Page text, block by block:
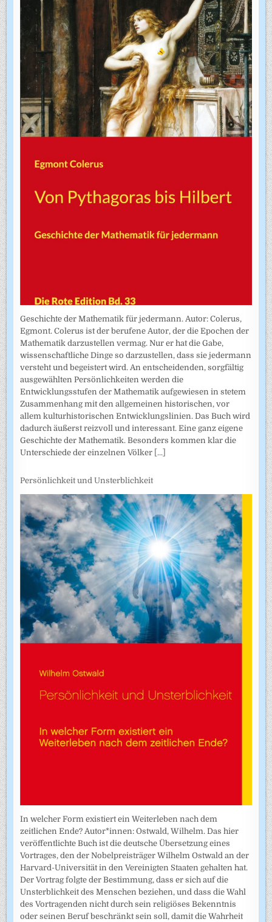
Geschichte der Mathematik für jedermann. Autor: Colerus,
Egmont. Colerus ist der berufene Autor, der die Epochen der
Mathematik darzustellen vermag. Nur er hat die Gabe,
wissenschaftliche Dinge so darzustellen, dass sie jedermann
versteht und begeistert wird. An entscheidenden, sorgfältig
ausgewählten Persönlichkeiten werden die
Entwicklungsstufen der Mathematik aufgewiesen in stetem
Zusammenhang mit den allgemeinen historischen, vor
allem kulturhistorischen Entwicklungslinien. Das Buch wird
dadurch äußerst reizvoll und interessant. Eine ganz eigene
Geschichte der Mathematik. Besonders kommen klar die
Unterschiede der einzelnen Völker [...]
Persönlichkeit und Unsterblichkeit
In welcher Form existiert ein Weiterleben nach dem
zeitlichen Ende? Autor*innen: Ostwald, Wilhelm. Das hier
veröffentlichte Buch ist die deutsche Übersetzung eines
Vortrages, den der Nobelpreisträger Wilhelm Ostwald an der
Harvard-Universität in den Vereinigten Staaten gehalten hat.
Der Vortrag folgte der Bestimmung, dass er sich auf die
Unsterblichkeit des Menschen beziehen, und dass die Wahl
des Vortragenden nicht durch sein religiöses Bekenntnis
oder seinen Beruf beschränkt sein soll, damit die Wahrheit